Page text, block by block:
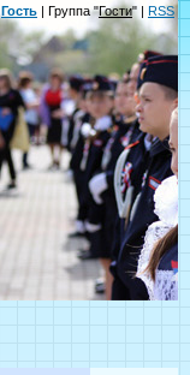
Гость | Группа "Гости" | RSS